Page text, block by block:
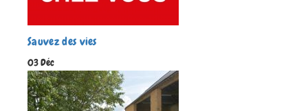
Sauvez des vies
03 Déc